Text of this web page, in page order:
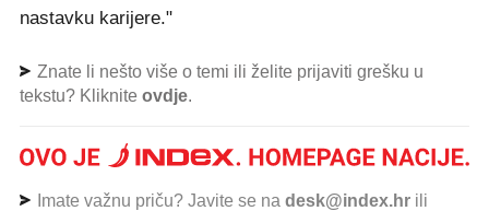
nastavku karijere."
Znate li nešto više o temi ili želite prijaviti grešku u
tekstu? Kliknite ovdje.
Imate važnu priču? Javite se na desk@index.hr ili